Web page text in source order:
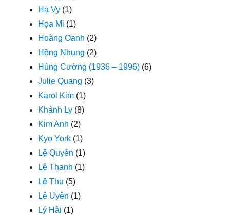
Hạ Vy (1)
Họa Mi (1)
Hoàng Oanh (2)
Hồng Nhung (2)
Hùng Cường (1936 – 1996) (6)
Julie Quang (3)
Karol Kim (1)
Khánh Ly (8)
Kim Anh (2)
Kyo York (1)
Lệ Quyên (1)
Lệ Thanh (1)
Lệ Thu (5)
Lê Uyên (1)
Lý Hải (1)